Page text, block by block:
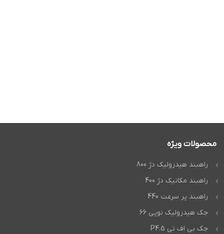
محصولات ویژه
راهبند هیدرولیک دژ 800
راهبند مکانیک دژ 400
راهبند پر سرعت 440
جک هیدرولیک نوپی 66
جک بی اف تی P4.5